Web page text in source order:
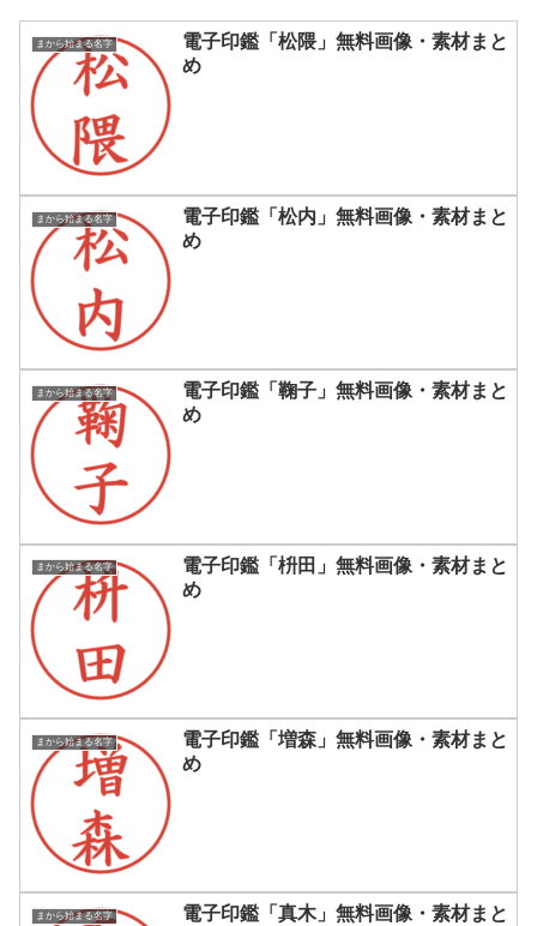
まから始まる名字
電子印鑑「松隈」無料画像・素材まと
め
まから始まる名字
電子印鑑「松内」無料画像・素材まと
め
まから始まる名字
電子印鑑「鞠子」無料画像・素材まと
め
まから始まる名字
電子印鑑「枡田」無料画像・素材まと
め
まから始まる名字
電子印鑑「増森」無料画像・素材まと
め
まから始まる名字
電子印鑑「真木」無料画像・素材まと